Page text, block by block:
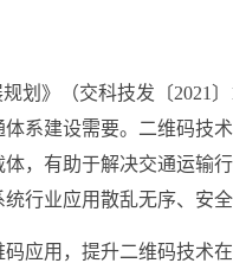
规划》（交科技发〔
系建设需要。二维码技
，有助于解决交通运输
行业应用散乱无序、安
应用，提升二维码技术